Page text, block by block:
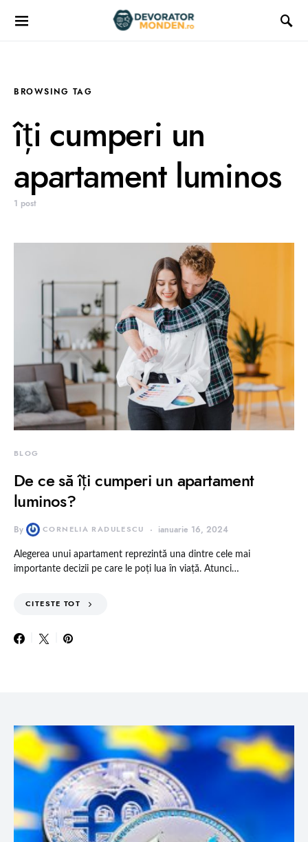
BROWSING TAG
îți cumperi un
apartament luminos
1 post
BLOG
De ce să îți cumperi un apartament
luminos?
By CORNELIA RADULESCU ianuarie 16, 2024
Alegerea unui apartament reprezintă una dintre cele mai
importante decizii pe care le poți lua în viață. Atunci…
CITESTE TOT